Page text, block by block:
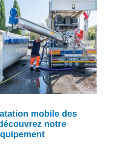
mobile des
notre